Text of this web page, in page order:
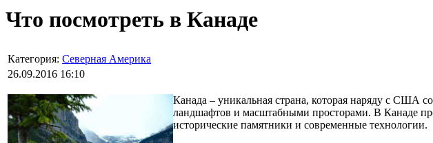
Что посмотреть в Канаде
Категория: Северная Америка
26.09.2016 16:10
Канада – уникальная страна, которая наряду с США
ландшафтов и масштабными просторами. В Канаде
исторические памятники и современные технологии.